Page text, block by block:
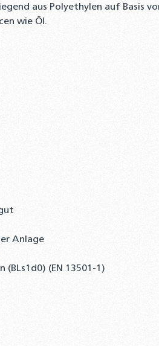
aus Polyethylen auf Basis
wie Öl.
Anlage
(EN 13501-1)